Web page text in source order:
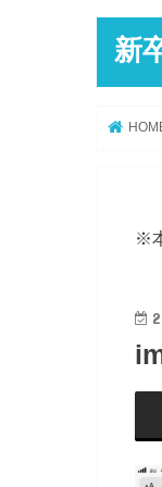
新
※